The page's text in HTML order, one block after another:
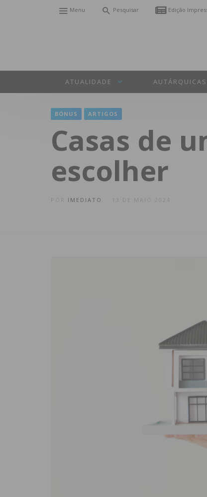
Menu Pesquisar Edição
ATUALIDADE AUTÁRQUICAS
BÓNUS ARTIGOS
Casas de
escolher
IMEDIATO 13 DE MAIO 2024